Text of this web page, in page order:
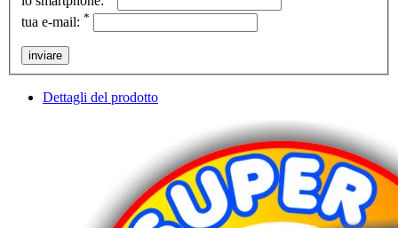
tua e-mail: *
inviare
Dettagli del prodotto